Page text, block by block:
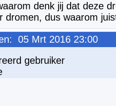
denk jij dat deze
dromen, dus waarom
05 Mrt 2016 23:00
gebruiker